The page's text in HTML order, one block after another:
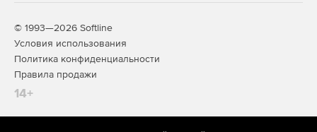
© 1993—2026 Softline
Условия использования
Политика конфиденциальности
Правила продажи
14+